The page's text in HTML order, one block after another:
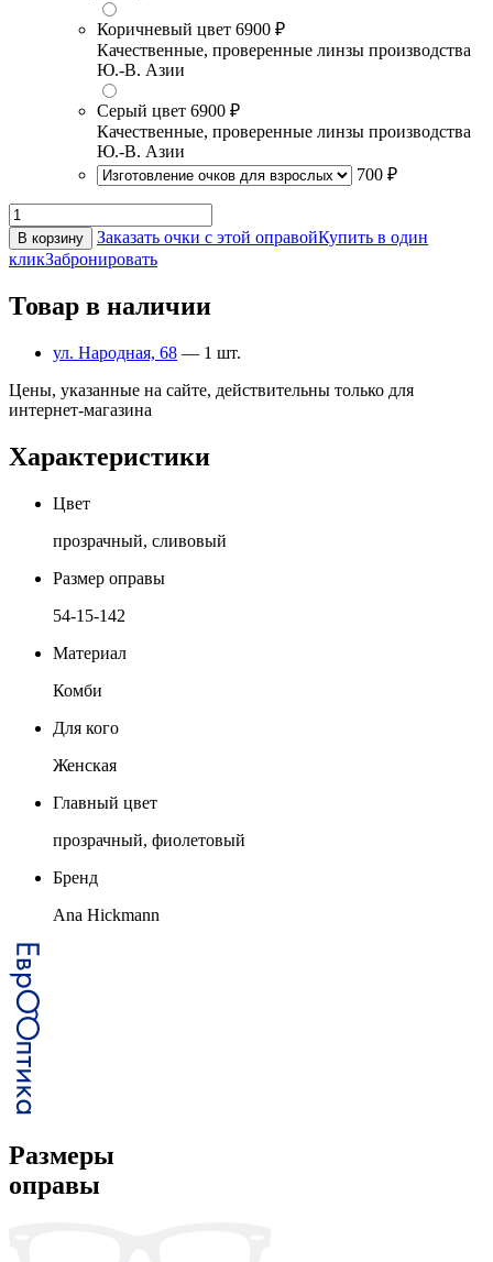
Коричневый цвет 6900 ₽
Качественные, проверенные линзы производства
Ю.-В. Азии
Серый цвет 6900 ₽
Качественные, проверенные линзы производства
Ю.-В. Азии
700 ₽
В корзину Заказать очки с этой оправойКупить в один
кликЗабронировать
Товар в наличии
ул. Народная, 68 — 1 шт.
Цены, указанные на сайте, действительны только для
интернет-магазина
Характеристики
Цвет
прозрачный, сливовый
Размер оправы
54-15-142
Материал
Комби
Для кого
Женская
Главный цвет
прозрачный, фиолетовый
Бренд
Ana Hickmann
Размеры
оправы